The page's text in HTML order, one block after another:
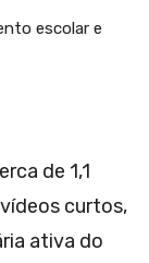
escolar e
de 1,1
curtos,
ativa do